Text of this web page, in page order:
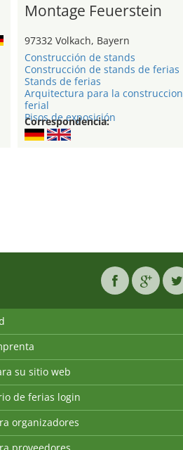
Montage Feuerstein
97332 Volkach, Bayern
Construcción de stands
Construcción de stands de ferias
Stands de ferias
Arquitectura para la construccion
ferial
Pisos de exposición
Correspondencia:
su sitio web
de ferias login
organizadores